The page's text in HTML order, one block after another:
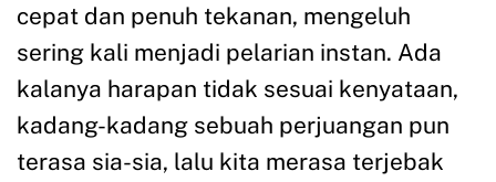
cepat dan penuh tekanan, mengeluh
sering kali menjadi pelarian instan. Ada
kalanya harapan tidak sesuai kenyataan,
kadang-kadang sebuah perjuangan pun
terasa sia-sia, lalu kita merasa terjebak